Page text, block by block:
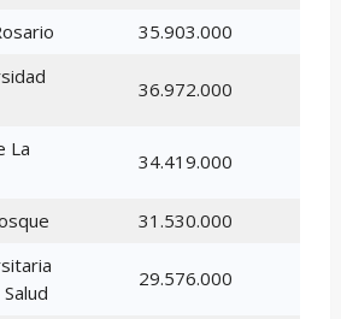
35.903.000
36.972.000
La
34.419.000
31.530.000
29.576.000